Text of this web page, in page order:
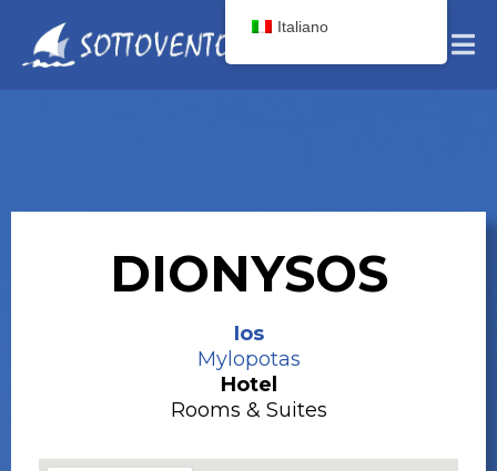
DIONYSOS
Ios
Mylopotas
Hotel
Rooms & Suites
Italiano